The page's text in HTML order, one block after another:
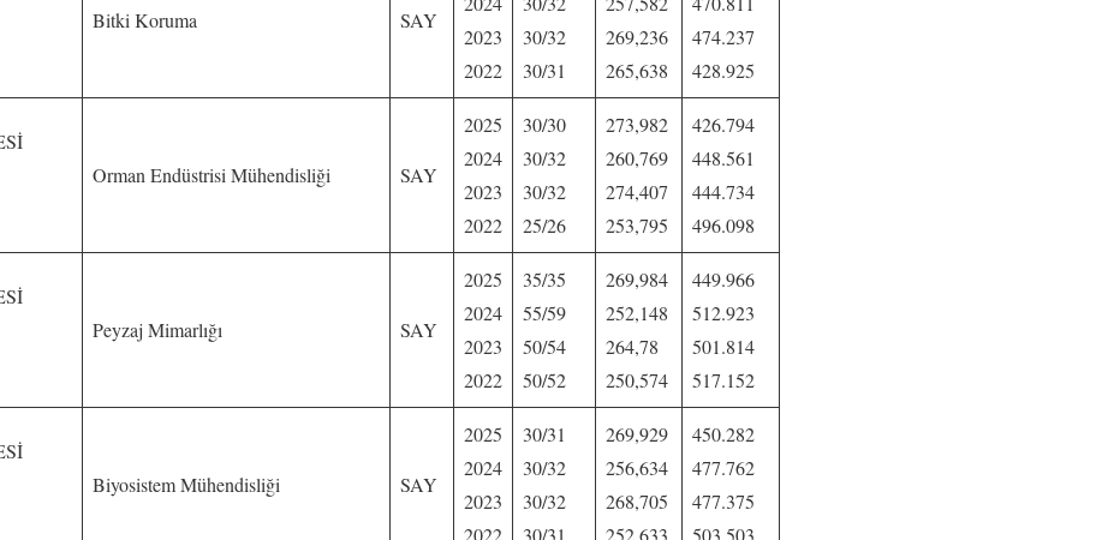
Bitki Koruma SAY
2023
2022
30/32
30/31
269,236
265,638
474.237
428.925
Orman Endüstrisi Mühendisliği SAY
2025
2024
2023
2022
30/30
30/32
30/32
25/26
273,982
260,769
274,407
253,795
426.794
448.561
444.734
496.098
Peyzaj Mimarlığı SAY
2025
2024
2023
2022
35/35
55/59
50/54
50/52
269,984
252,148
264,78
250,574
449.966
512.923
501.814
517.152
Biyosistem Mühendisliği SAY
2025
2024
2023
2022
30/31
30/32
30/32
30/31
269,929
256,634
268,705
252,633
450.282
477.762
477.375
503.503